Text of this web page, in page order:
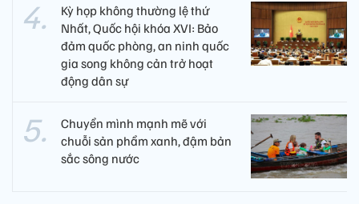
Kỳ họp không thường lệ thứ
Nhất, Quốc hội khóa XVI: Bảo
đảm quốc phòng, an ninh quốc
gia song không cản trở hoạt
động dân sự
Chuyển mình mạnh mẽ với
chuỗi sản phẩm xanh, đậm bản
sắc sông nước